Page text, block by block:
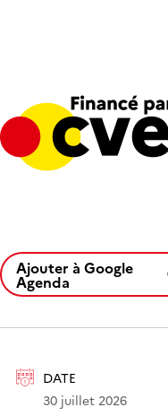
DATE
30 juillet 2026
Ajouter à Google
Agenda